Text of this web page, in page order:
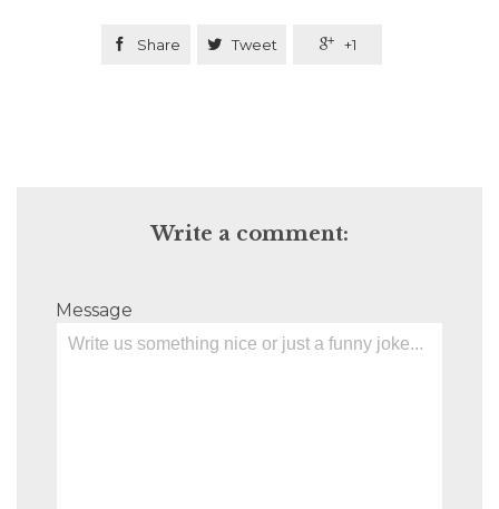
 Share  Tweet  +1
Write a comment:
Message